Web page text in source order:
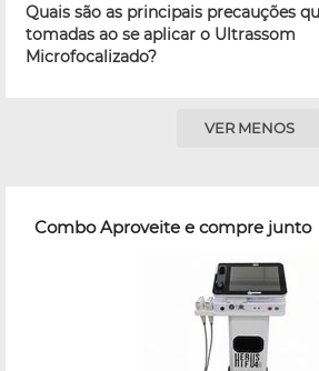
Quais são as principais precauções
tomadas ao se aplicar o Ultrassom
Microfocalizado?
VER MENOS
Combo Aproveite e compre junto